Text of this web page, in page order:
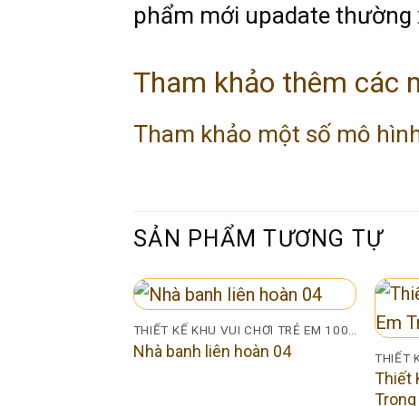
phẩm mới upadate thường
Tham khảo thêm các
Tham khảo một số mô
SẢN PHẨM TƯƠNG TỰ
THIẾT KẾ KHU VUI CHƠI TRẺ EM 100M2
Nhà banh liên hoàn 04
Thiết